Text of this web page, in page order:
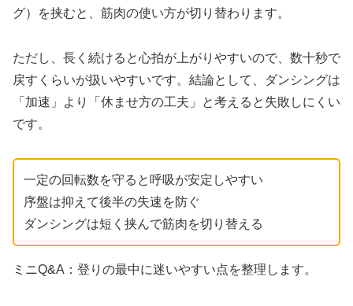
グ）を挟むと、筋肉の使い方が切り替わります。
ただし、長く続けると心拍が上がりやすいので、数十秒で
戻すくらいが扱いやすいです。結論として、ダンシングは
「加速」より「休ませ方の工夫」と考えると失敗しにくい
です。
一定の回転数を守ると呼吸が安定しやすい
序盤は抑えて後半の失速を防ぐ
ダンシングは短く挟んで筋肉を切り替える
ミニQ&A：登りの最中に迷いやすい点を整理します。